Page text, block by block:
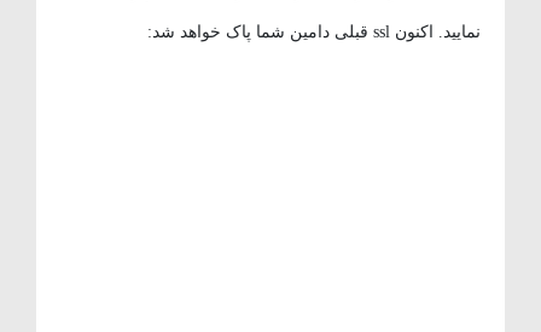
نمایید. اکنون ssl قبلی دامین شما پاک خواهد شد: